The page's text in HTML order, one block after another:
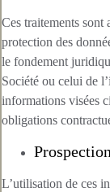
Ces traitements sont
protection des
le fondement
Société ou celui de
informations visées
obligations
L’utilisation de ces